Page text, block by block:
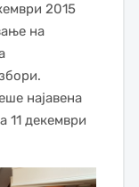
2015
на
најавена
11 декември